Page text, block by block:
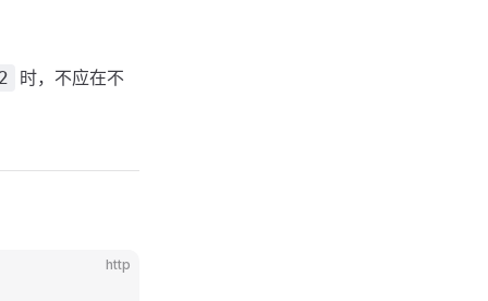
时，不应在不
http